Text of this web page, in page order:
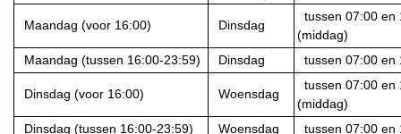
Maandag (voor 16:00) Dinsdag
tussen 07:00 en
(middag)
Maandag (tussen 16:00-23:59)
Dinsdag tussen 07:00 en
Dinsdag (voor 16:00) Woensdag
tussen 07:00 en
(middag)
Dinsdag (tussen 16:00-23:59)
Woensdag tussen 07:00 en